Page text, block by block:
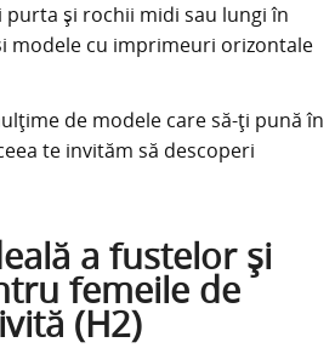
și rochii midi sau lungi în
modele cu imprimeuri orizontale
de modele care să-ți pună în
te invităm să descoperi
a fustelor și
femeile de
(H2)